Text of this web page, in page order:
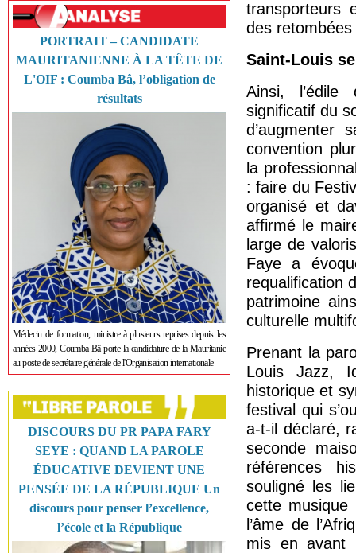
PORTRAIT – CANDIDATE
MAURITANIENNE À LA TÊTE DE
L'OIF : Coumba Bâ, l’obligation de
résultats
Médecin de formation, ministre à plusieurs reprises depuis les
années 2000, Coumba Bâ porte la candidature de la Mauritanie
au poste de secrétaire générale de l'Organisation internationale
DISCOURS DU PR PAPA FARY
SEYE : QUAND LA PAROLE
ÉDUCATIVE DEVIENT UNE
PENSÉE DE LA RÉPUBLIQUE Un
discours pour penser l’excellence,
l’école et la République
transporteurs
des retombées
Saint-Louis
Ainsi,
significatif du
convention
la
: faire du
organisé et
affirmé le
large de
Faye a
requalification
patrimoine
culturelle
Prenant la
Louis Jazz,
historique et
festival qui
a-t-il déclaré,
seconde
références
souligné les
cette musique
l’âme de
mis en avant